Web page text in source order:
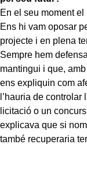
En el seu moment
Ens hi vam oposar
projecte i en plena
Sempre hem
mantingui i que,
ens expliquin com
l’hauria de
licitació o un
explicava que si
també recuperaria